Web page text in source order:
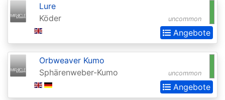
Commander
Anthology
II
Commander
Legends
Commander
uncommon
Lure
Köder
Angebote
uncommon
Orbweaver Kumo
Sphärenweber-Kumo
Angebote